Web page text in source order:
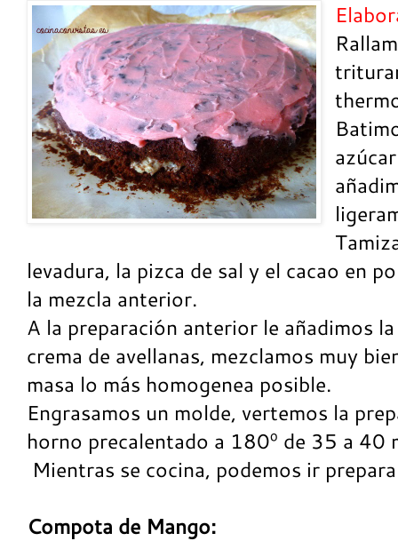
levadura, la pizca de sal y el cacao en
la mezcla anterior.
A la preparación anterior le añadimos
crema de avellanas, mezclamos muy
masa lo más homogenea posible.
Engrasamos un molde, vertemos la
horno precalentado a 180º de 35 a 40
Mientras se cocina, podemos ir
Compota de Mango: